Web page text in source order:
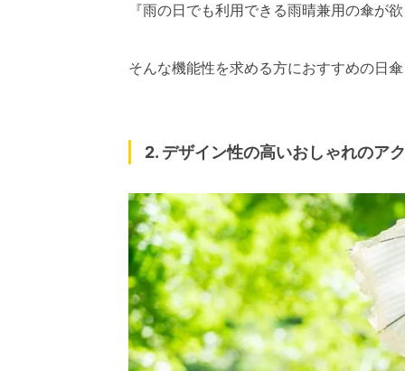
『雨の日でも利用できる雨晴兼用の傘が
そんな機能性を求める方におすすめの日
2. デザイン性の高いおしゃれのア